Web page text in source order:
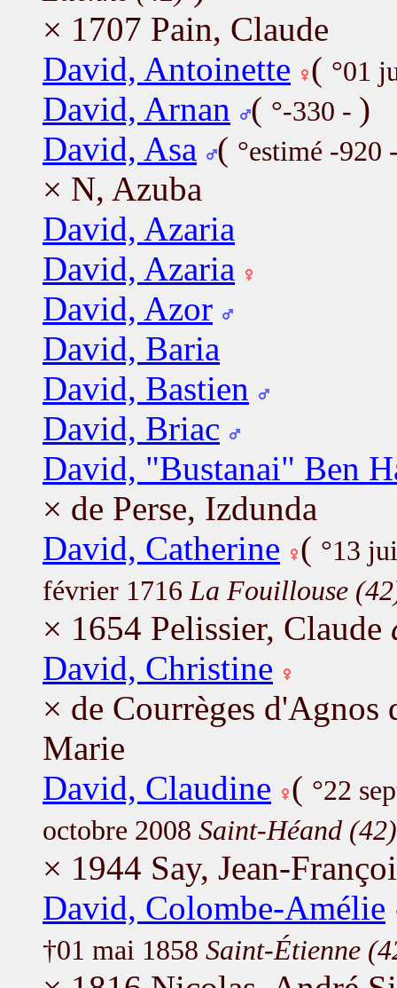
× 1707 Pain, Claude
David, Antoinette ( °01
David, Arnan ( °-330 - )
David, Asa ( °estimé -920
× N, Azuba
David, Azaria
David, Azaria
David, Azor
David, Baria
David, Bastien
David, Briac
David, "Bustanai" Ben
× de Perse, Izdunda
David, Catherine ( °13
février 1716 La Fouillouse
× 1654 Pelissier, Claude
David, Christine
× de Courrèges d'Agnos
Marie
David, Claudine ( °22
octobre 2008 Saint-Héand (42)
× 1944 Say, Jean-
David, Colombe-Amélie
†01 mai 1858 Saint-Étienne